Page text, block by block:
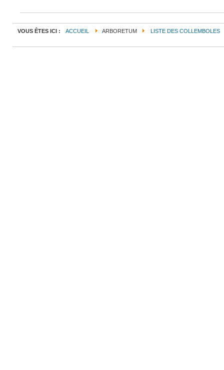
VOUS ÊTES ICI : ACCUEIL ARBORETUM LISTE DES COLLEMBOLES